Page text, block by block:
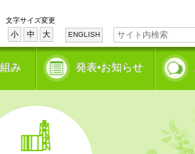
文字サイズ変更
小 中 大 ENGLISH
み 発表•お知らせ